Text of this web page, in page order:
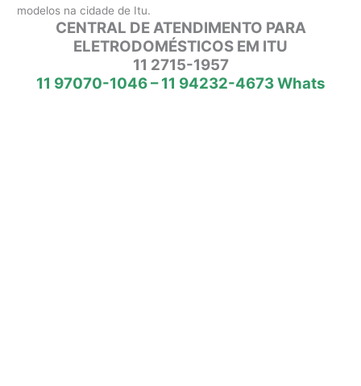
modelos na cidade de Itu.
CENTRAL DE ATENDIMENTO PARA
ELETRODOMÉSTICOS EM ITU
11 2715-1957
11 97070-1046 – 11 94232-4673 Whats